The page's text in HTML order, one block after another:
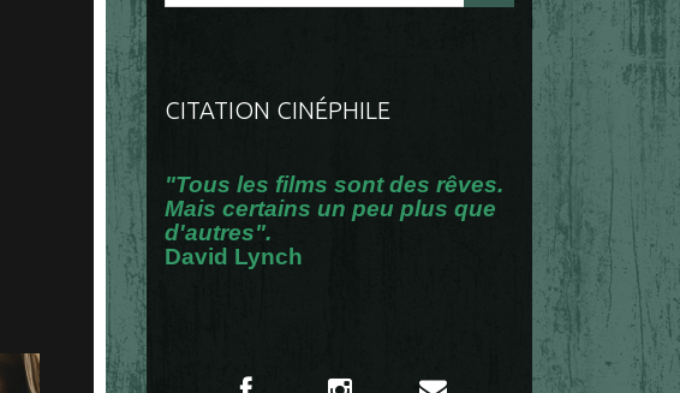
CITATION CINÉPHILE
"Tous les films sont des rêves.
Mais certains un peu plus que
d'autres".
David Lynch